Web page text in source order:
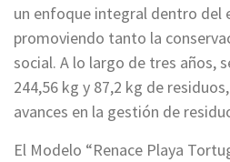
un enfoque integral dentro del
promoviendo tanto la
social. A lo largo de tres años,
244,56 kg y 87,2 kg de
avances en la gestión de
El Modelo “Renace Playa